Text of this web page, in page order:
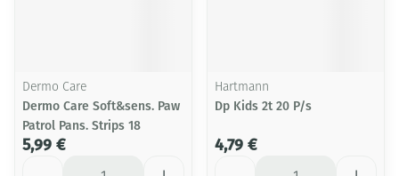
Dermo Care
Dermo Care Soft&sens. Paw
Patrol Pans. Strips 18
5,99 €
Hartmann
Dp Kids 2t 20 P/s
4,79 €